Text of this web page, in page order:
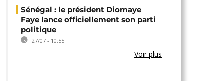
Sénégal : le président Diomaye
Faye lance officiellement son parti
politique
27/07 - 10:55
Voir plus